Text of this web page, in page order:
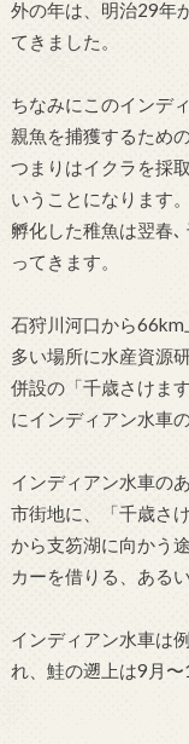
外の年は、明治29年
てきました。
ちなみにこのインデ
親魚を捕獲するための
つまりはイクラを採
いうことになります。
孵化した稚魚は翌春
ってきます。
石狩川河口から
多い場所に水産資源
併設の「千歳さけま
にインディアン水車
インディアン水車の
市街地に、「千歳さ
から支笏湖に向かう
カーを借りる、ある
インディアン水車は
れ、鮭の遡上は9月〜